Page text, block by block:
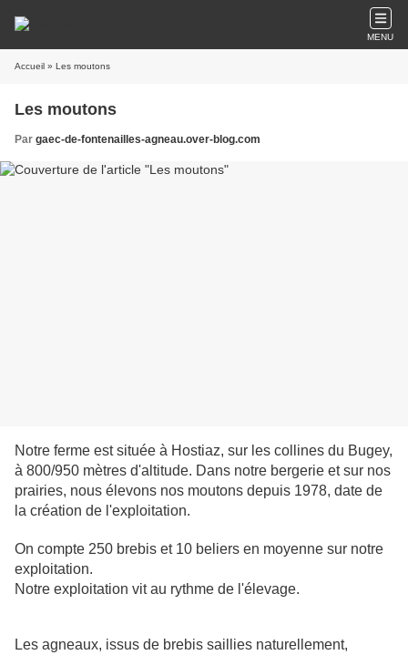
MENU
Accueil » Les moutons
Les moutons
Par gaec-de-fontenailles-agneau.over-blog.com
Notre ferme est située à Hostiaz, sur les collines du Bugey,
à 800/950 mètres d'altitude. Dans notre bergerie et sur nos
prairies, nous élevons nos moutons depuis 1978, date de
la création de l'exploitation.
On compte 250 brebis et 10 beliers en moyenne sur notre
exploitation.
Notre exploitation vit au rythme de l'élevage.
Les agneaux, issus de brebis saillies naturellement,